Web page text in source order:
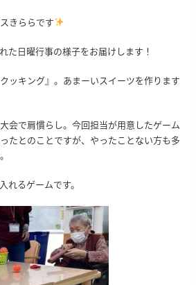
きららです
た日曜行事の様子をお届けします！
ッキング』。あまーいスイーツを作ります
会で肩慣らし。今回担当が用意したゲーム
たとのことですが、やったことない方も多
れるゲームです。